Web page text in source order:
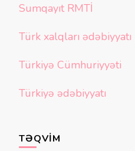
Sumqayıt RMTİ
Türk xalqları ədəbiyyatı
Türkiyə Cümhuriyyəti
Türkiyə ədəbiyyatı
TƏQVIM